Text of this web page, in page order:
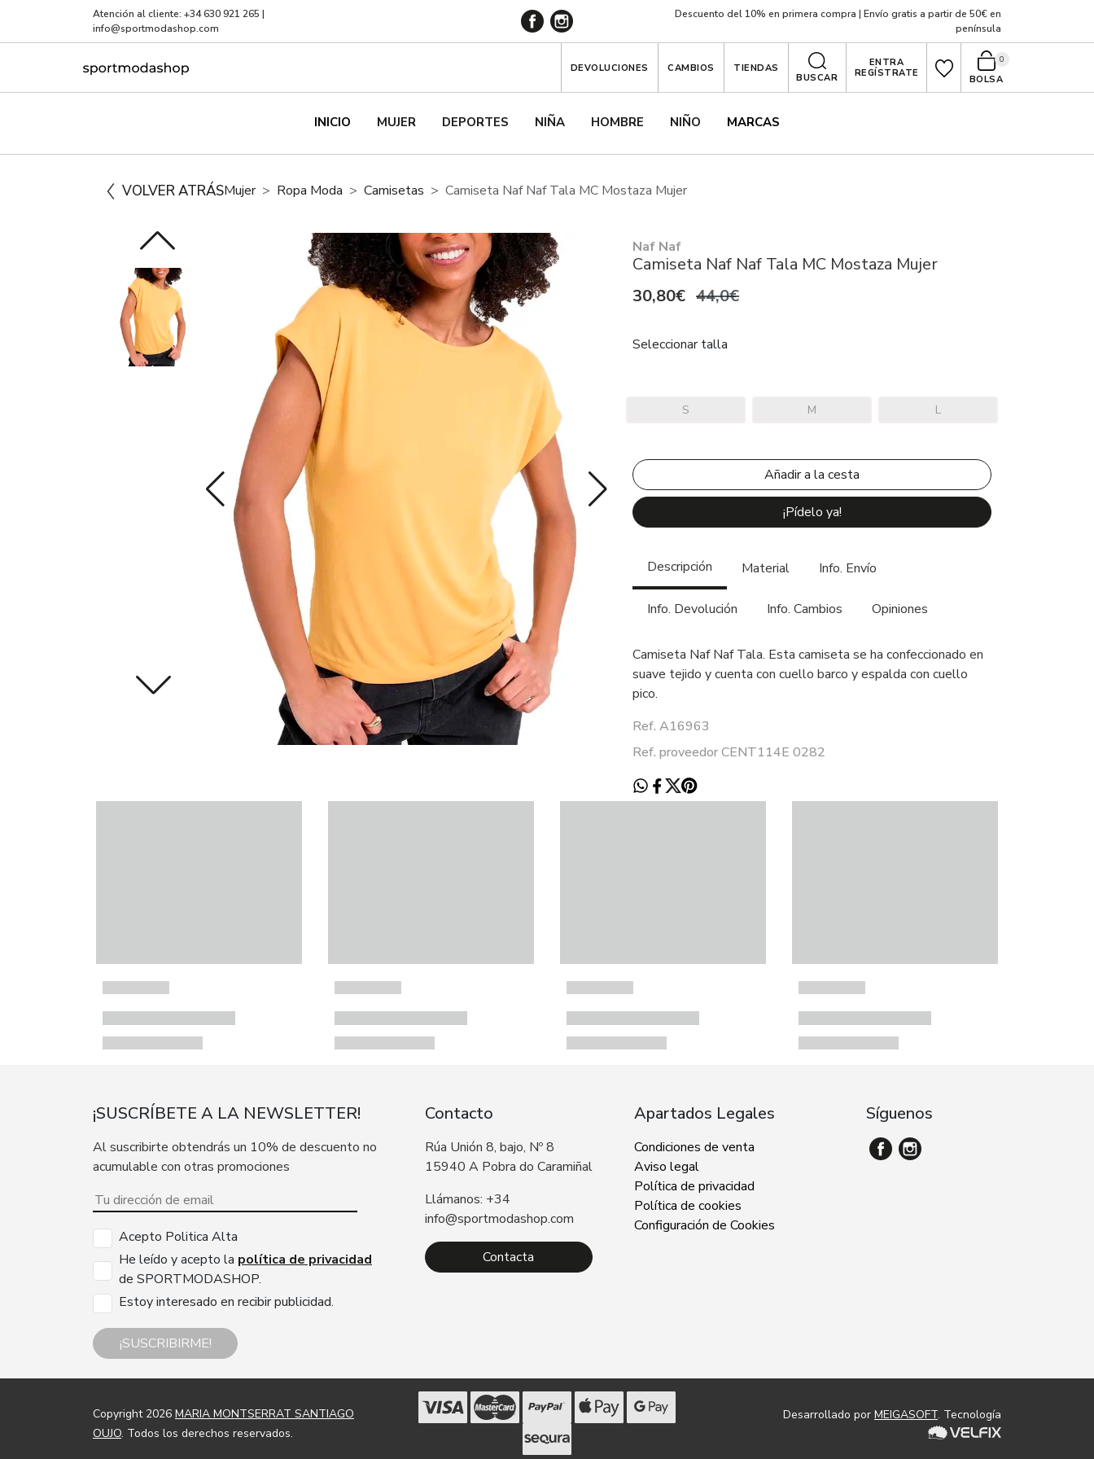
Atención al cliente: +34 630 921 265 |
info@sportmodashop.com
Descuento del 10% en primera compra | Envío gratis a partir de 50€ en
península
INICIO MUJER DEPORTES NIÑA HOMBRE NIÑO MARCAS
DEVOLUCIONES CAMBIOS
TIENDAS
BUSCAR
ENTRA
REGÍSTRATE
BOLSA
0
VOLVER ATRÁSMujer Ropa Moda Camisetas Camiseta Naf Naf Tala MC Mostaza Mujer
Naf Naf
Camiseta Naf Naf Tala MC Mostaza Mujer
30,80€ 44,0€
Seleccionar talla
S M L
¡Pídelo ya!
Descripción Material Info. Envío
Info. Devolución Info. Cambios Opiniones
Camiseta Naf Naf Tala. Esta camiseta se ha confeccionado en
suave tejido y cuenta con cuello barco y espalda con cuello
pico.
Ref. A16963
Ref. proveedor CENT114E 0282
¡SUSCRÍBETE A LA NEWSLETTER!
Al suscribirte obtendrás un 10% de descuento no
acumulable con otras promociones
Acepto Politica Alta
He leído y acepto la política de privacidad
de SPORTMODASHOP.
Estoy interesado en recibir publicidad.
¡SUSCRIBIRME!
Contacto
Rúa Unión 8, bajo, Nº 8
15940 A Pobra do Caramiñal
Llámanos: +34
info@sportmodashop.com
Contacta
Apartados Legales
Condiciones de venta
Aviso legal
Política de privacidad
Política de cookies
Configuración de Cookies
Síguenos
Copyright 2026 MARIA MONTSERRAT SANTIAGO
OUJO. Todos los derechos reservados.
Desarrollado por MEIGASOFT. Tecnología